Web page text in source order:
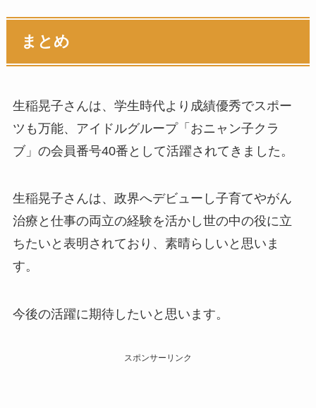
まとめ
生稲晃子さんは、学生時代より成績優秀でスポー
ツも万能、アイドルグループ「おニャン子クラ
ブ」の会員番号40番として活躍されてきました。
生稲晃子さんは、政界へデビューし子育てやがん
治療と仕事の両立の経験を活かし世の中の役に立
ちたいと表明されており、素晴らしいと思いま
す。
今後の活躍に期待したいと思います。
スポンサーリンク